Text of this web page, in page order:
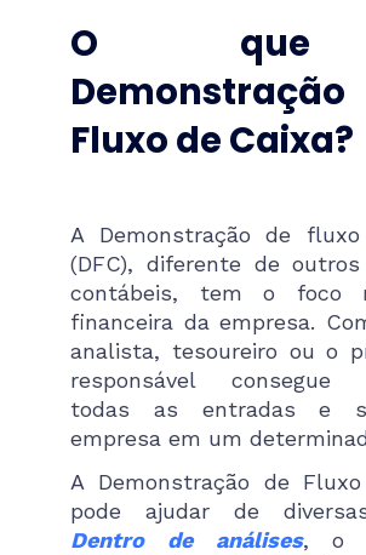
O
Fluxo de Caixa?
A Demonstração de
(DFC), diferente de
contábeis, tem o foco
financeira da empresa.
analista, tesoureiro ou o
responsável consegue
todas as entradas e
empresa em um
A Demonstração de
pode ajudar de
Dentro de análises, o